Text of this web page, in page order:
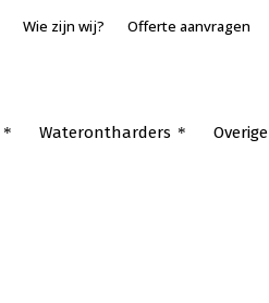
Wie zijn wij? Offerte aanvragen
Waterontharders Overige